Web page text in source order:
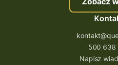
500 638
Napisz